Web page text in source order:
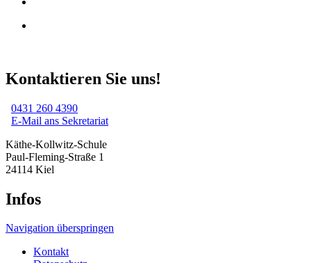
Kontaktieren Sie uns!
0431 260 4390
E-Mail ans Sekretariat
Käthe-Kollwitz-Schule
Paul-Fleming-Straße 1
24114 Kiel
Infos
Navigation überspringen
Kontakt